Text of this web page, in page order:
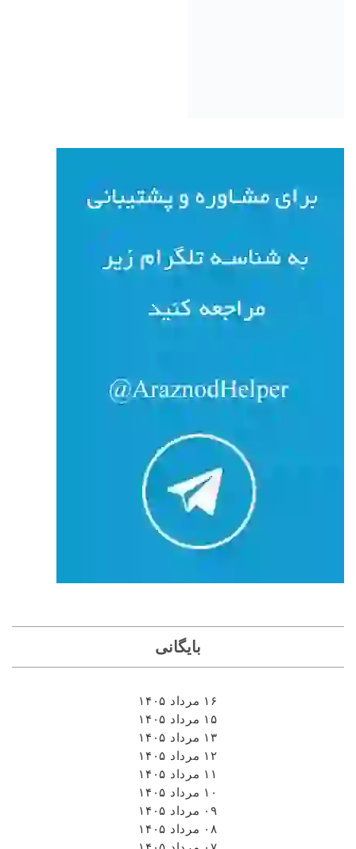
بایگانی
۱۶ مرداد ۱۴۰۵
۰۹ مرداد ۱۴۰۵
۰۷ مرداد ۱۴۰۵
۰۶ مرداد ۱۴۰۵
۰۵ مرداد ۱۴۰۵
۰۴ مرداد ۱۴۰۵
۰۳ مرداد ۱۴۰۵
۰۲ مرداد ۱۴۰۵
۰۱ مرداد ۱۴۰۵
۳۱ تیر ۱۴۰۵